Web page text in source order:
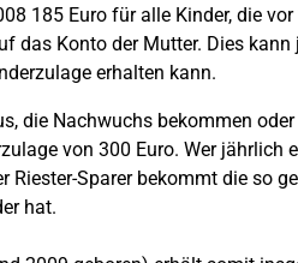
185 Euro für alle Kinder, die
das Konto der Mutter. Dies
erhalten kann.
die Nachwuchs bekommen
von 300 Euro. Wer jährlich
Sparer bekommt die so
hat.